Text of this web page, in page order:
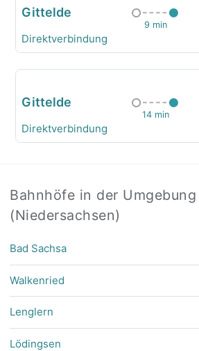
Gittelde
9 min
Direktverbindung
Gittelde
14 min
Direktverbindung
Bahnhöfe in der
(Niedersachsen)
Bad Sachsa
Walkenried
Lenglern
Lödingsen